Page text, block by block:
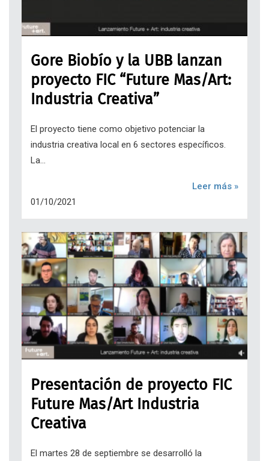
Gore Biobío y la UBB lanzan
proyecto FIC “Future Mas/Art:
Industria Creativa”
El proyecto tiene como objetivo potenciar la
industria creativa local en 6 sectores específicos.
La...
Leer más »
01/10/2021
Presentación de proyecto FIC
Future Mas/Art Industria
Creativa
El martes 28 de septiembre se desarrolló la